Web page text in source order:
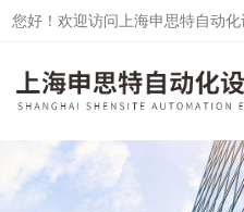
您好！欢迎访问上海申思特自动化